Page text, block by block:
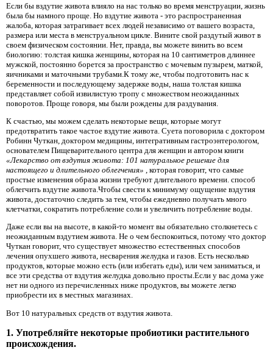
Если бы вздутие живота влияло на нас только во время менструации, жизнь
была бы намного проще. Но вздутие живота - это распространенная
жалоба, которая затрагивает всех людей независимо от вашего возраста,
размера или места в менструальном цикле. Вините свой раздутый живот в
своем физическом состоянии. Нет, правда, вы можете винить во всем
биологию: толстая кишка женщины, которая на 10 сантиметров длиннее
мужской, постоянно борется за пространство с мочевым пузырем, маткой,
яичниками и маточными трубами.К тому же, чтобы подготовить нас к
беременности и последующему задержке воды, наша толстая кишка
представляет собой извилистую тропу с множеством неожиданных
поворотов. Проще говоря, мы были рождены для раздувания.
К счастью, мы можем сделать некоторые вещи, которые могут
предотвратить такое частое вздутие живота. Суета поговорила с доктором
Робинн Чуткан, доктором медицины, интегративным гастроэнтерологом,
основателем Пищеварительного центра для женщин и автором книги
«Лекарство от вздутия живота: 101 натуральное решение для
настоящего и длительного облегчения»
, которая говорит, что самые
простые изменения образа жизни требуют длительного времени. способ
облегчить вздутие живота.Чтобы свести к минимуму ощущение вздутия
живота, достаточно следить за тем, чтобы ежедневно получать много
клетчатки, сократить потребление соли и увеличить потребление воды.
Даже если вы на высоте, в какой-то момент вы обязательно столкнетесь с
неожиданным вздутием живота. Не о чем беспокоиться, потому что доктор
Чуткан говорит, что существует множество естественных способов
лечения опухшего живота, несварения желудка и газов. Есть несколько
продуктов, которые можно есть (или избегать еды), или чем заниматься, и
все эти средства от вздутия желудка довольно просты.Если у вас дома уже
нет ни одного из перечисленных ниже продуктов, вы можете легко
приобрести их в местных магазинах.
Вот 10 натуральных средств от вздутия живота.
1. Употребляйте некоторые пробиотики растительного
происхождения.